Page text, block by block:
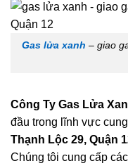
Gas lửa xanh – giao
Công Ty Gas Lửa
đầu trong lĩnh vực
Thạnh Lộc 29, Quận
Chúng tôi cung cấp